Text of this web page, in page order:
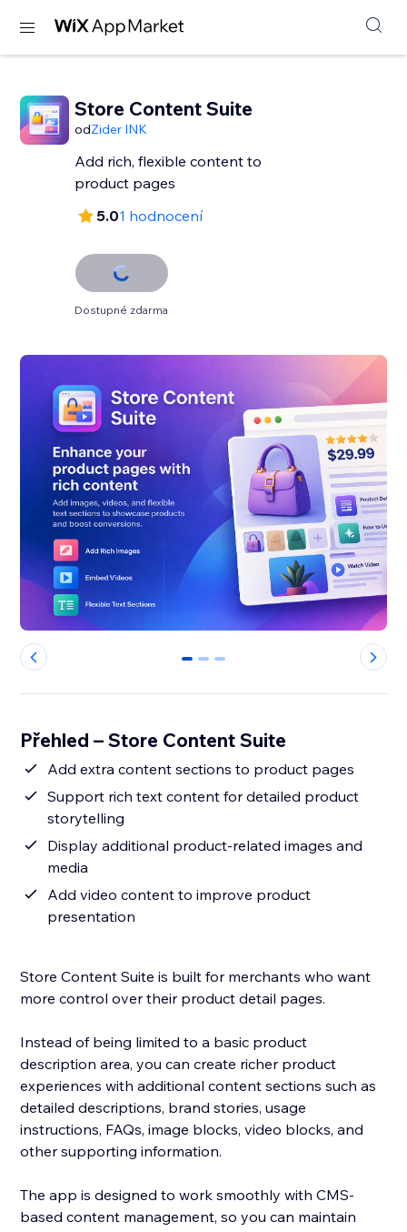
Store Content Suite
odZider INK
Add rich, flexible content to
product pages
5.01 hodnocení
Dostupné zdarma
0 1 2
Přehled – Store Content Suite
Add extra content sections to product pages
Support rich text content for detailed product
storytelling
Display additional product-related images and
media
Add video content to improve product
presentation
Store Content Suite is built for merchants who want
more control over their product detail pages.
Instead of being limited to a basic product
description area, you can create richer product
experiences with additional content sections such as
detailed descriptions, brand stories, usage
instructions, FAQs, image blocks, video blocks, and
other supporting information.
The app is designed to work smoothly with CMS-
based content management, so you can maintain